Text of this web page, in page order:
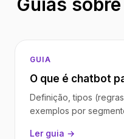
GUIA
O que é chatbot
Definição, tipos
exemplos por
Ler guia →